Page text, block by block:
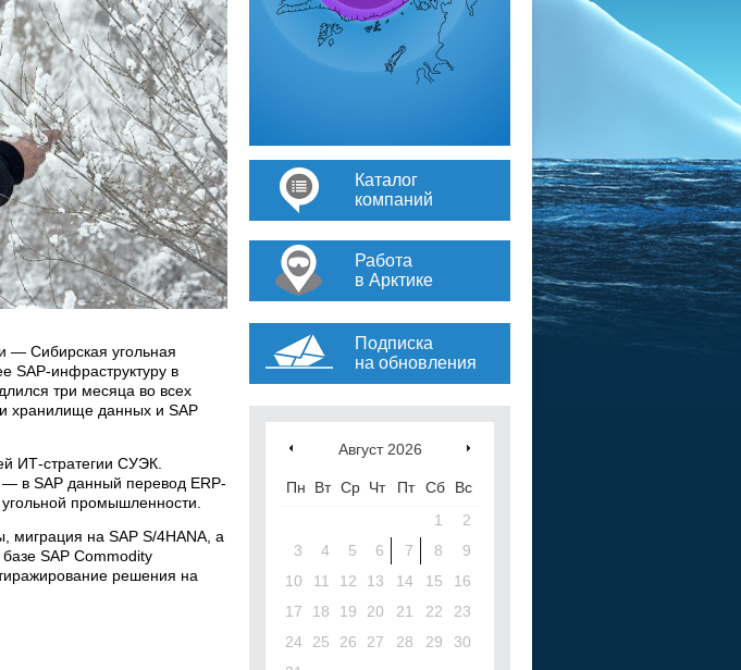
— Сибирская угольная
SAP-инфраструктуру в
три месяца во всех
хранилище данных и SAP
ИТ-стратегии СУЭК.
в SAP данный перевод ERP-
промышленности.
миграция на SAP S/4HANA, а
SAP Commodity
решения на
Каталог
компаний
Работа
в Арктике
Подписка
на обновления
Август 2026
Пн Вт Ср Чт Пт Сб
Вс
1
2
3
4 5 6 7 8
9
10
11 12 13 14 15
16
17
18 19 20 21 22
23
24
25 26 27 28 29
30